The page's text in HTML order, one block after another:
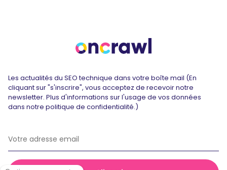
Les actualités du SEO technique dans votre boîte mail (En
cliquant sur "s'inscrire", vous acceptez de recevoir notre
newsletter. Plus d'informations sur l'usage de vos données
dans notre politique de confidentialité.)